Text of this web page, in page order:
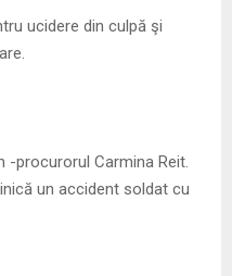
ucidere din culpă şi
procurorul Carmina Reit.
un accident soldat cu